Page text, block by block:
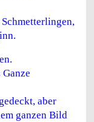
aber
ganzen Bild